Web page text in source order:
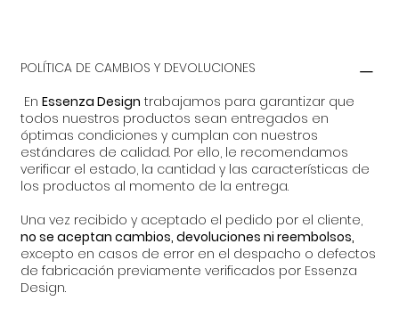
POLÍTICA DE CAMBIOS Y DEVOLUCIONES
EnEssenza Design trabajamos para garantizar que
todos nuestros productos sean entregados en
óptimas condiciones y cumplan con nuestros
estándares de calidad. Por ello, le recomendamos
verificar el estado, la cantidad y las características de
los productos al momento de la entrega.
Una vez recibido y aceptado el pedido por el cliente,
no se aceptan cambios, devoluciones ni reembolsos,
excepto en casos de error en el despacho o defectos
de fabricación previamente verificados por Essenza
Design.